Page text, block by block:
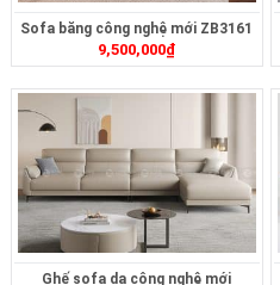
Sofa băng công nghệ mới ZB3161
9,500,000₫
Ghế sofa da công nghệ mới